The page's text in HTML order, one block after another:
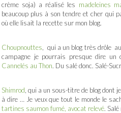
crème soja) a réalisé les madeleines
beaucoup plus à son tendre et cher qui
où elle lisait la recette sur mon blog.
Choupnouttes , qui a un blog très drôle
campagne je pourrais presque dire
Cannelés au Thon. Du salé donc. Salé-
Shimrod , qui a un sous-titre de blog dont
à dire … Je veux que tout le monde le
tartines saumon fumé, avocat relevé.